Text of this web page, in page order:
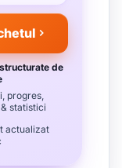
de
progres,
statistici
actualizat